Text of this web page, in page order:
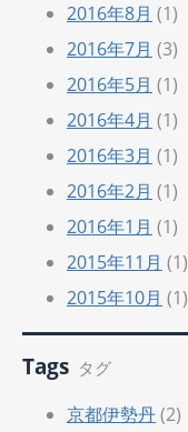
2016年8月 (1)
2016年7月 (3)
2016年5月 (1)
2016年4月 (1)
2016年3月 (1)
2016年2月 (1)
2016年1月 (1)
2015年11月 (1)
2015年10月 (1)
Tags タグ
京都伊勢丹(2)